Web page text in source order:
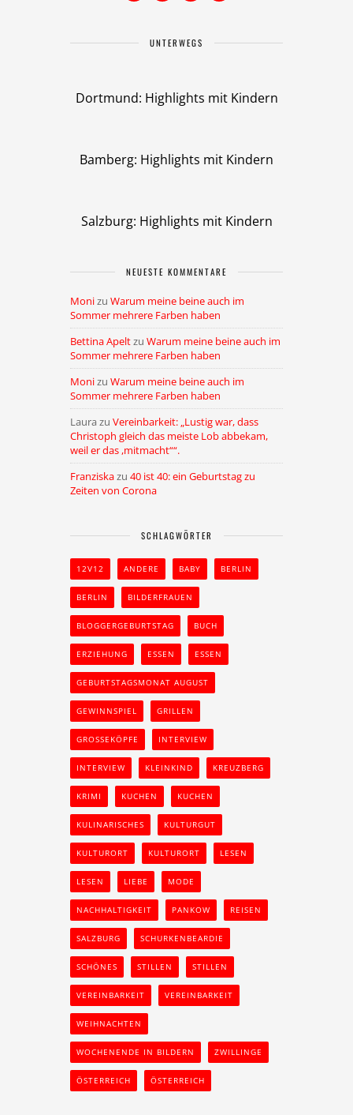
UNTERWEGS
Dortmund: Highlights mit Kindern
Bamberg: Highlights mit Kindern
Salzburg: Highlights mit Kindern
NEUESTE KOMMENTARE
Monizu Warum meine beine auch im
Sommer mehrere Farben haben
Bettina Apeltzu Warum meine beine auch im
Sommer mehrere Farben haben
Monizu Warum meine beine auch im
Sommer mehrere Farben haben
Laura zu Vereinbarkeit: „Lustig war, dass
Christoph gleich das meiste Lob abbekam,
weil er das ,mitmacht““.
Franziskazu 40 ist 40: ein Geburtstag zu
Zeiten von Corona
SCHLAGWÖRTER
12V12 ANDERE BABY BERLIN
BERLIN BILDERFRAUEN
BLOGGERGEBURTSTAG BUCH
ERZIEHUNG ESSEN ESSEN
GEBURTSTAGSMONAT AUGUST
GEWINNSPIEL GRILLEN
GROSSEKÖPFE INTERVIEW
INTERVIEW KLEINKIND KREUZBERG
KRIMI KUCHEN KUCHEN
KULINARISCHES KULTURGUT
KULTURORT KULTURORT LESEN
LESEN LIEBE MODE
NACHHALTIGKEIT PANKOW REISEN
SALZBURG SCHURKENBEARDIE
SCHÖNES STILLEN STILLEN
VEREINBARKEIT VEREINBARKEIT
WEIHNACHTEN
WOCHENENDE IN BILDERN ZWILLINGE
ÖSTERREICH ÖSTERREICH